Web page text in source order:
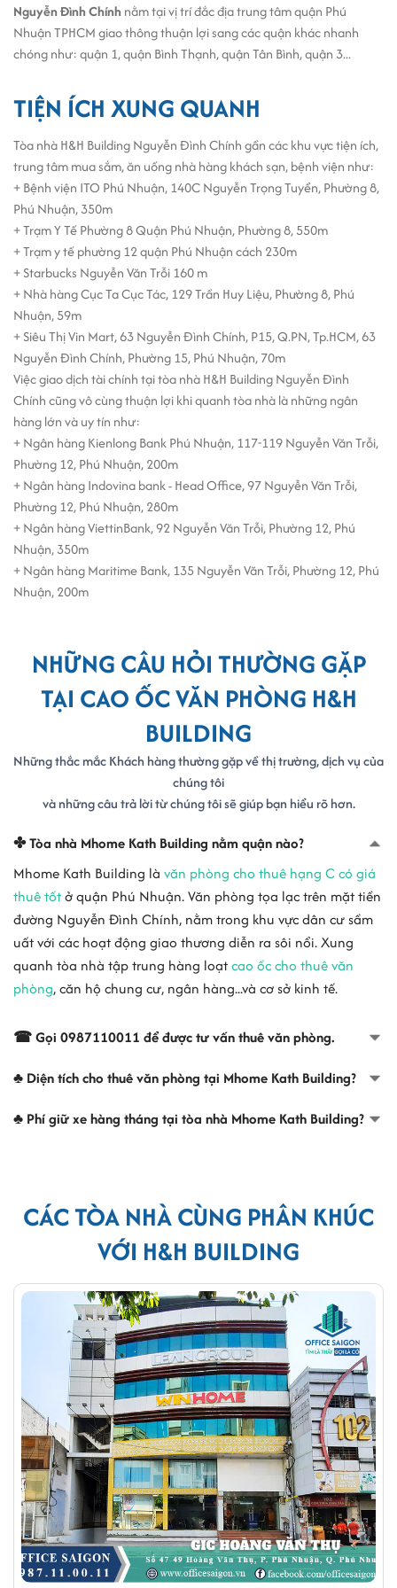
Nguyễn Đình Chínhnằm tại vị trí đắc địa trung tâm quận Phú
Nhuận TPHCM giao thông thuận lợi sang các quận khác nhanh
chóng như: quận 1, quận Bình Thạnh, quận Tân Bình, quận 3...
TIỆN ÍCH XUNG QUANH
Tòa nhà H&H Building Nguyễn Đình Chính gần các khu vực tiện ích,
trung tâm mua sắm, ăn uống nhà hàng khách sạn, bệnh viện như:
+ Bệnh viện ITO Phú Nhuận, 140C Nguyễn Trọng Tuyển, Phường 8,
Phú Nhuận, 350m
+ Trạm Y Tế Phường 8 Quận Phú Nhuận, Phường 8, 550m
+ Trạm y tế phường 12 quận Phú Nhuận cách 230m
+ Starbucks Nguyễn Văn Trỗi 160 m
+ Nhà hàng Cục Ta Cục Tác, 129 Trần Huy Liệu, Phường 8, Phú
Nhuận, 59m
+ Siêu Thị Vin Mart, 63 Nguyễn Đình Chính, P15, Q.PN, Tp.HCM, 63
Nguyễn Đình Chính, Phường 15, Phú Nhuận, 70m
Việc giao dịch tài chính tại tòa nhà H&H Building Nguyễn Đình
Chính cũng vô cùng thuận lợi khi quanh tòa nhà là những ngân
hàng lớn và uy tín như:
+ Ngân hàng Kienlong Bank Phú Nhuận, 117-119 Nguyễn Văn Trỗi,
Phường 12, Phú Nhuận, 200m
+ Ngân hàng Indovina bank - Head Office, 97 Nguyễn Văn Trỗi,
Phường 12, Phú Nhuận, 280m
+ Ngân hàng ViettinBank, 92 Nguyễn Văn Trỗi, Phường 12, Phú
Nhuận, 350m
+ Ngân hàng Maritime Bank, 135 Nguyễn Văn Trỗi, Phường 12, Phú
Nhuận, 200m
NHỮNG CÂU HỎI THƯỜNG GẶP
TẠI CAO ỐC VĂN PHÒNG H&H
BUILDING
Những thắc mắc Khách hàng thường gặp về thị trường, dịch vụ của
chúng tôi
và những câu trả lời từ chúng tôi sẽ giúp bạn hiểu rõ hơn.
✤ Tòa nhà Mhome Kath Building nằm quận nào?
Mhome Kath Building là văn phòng cho thuê hạng C có giá
thuê tốtở quận Phú Nhuận. Văn phòng tọa lạc trên mặt tiền
đường Nguyễn Đình Chính, nằm trong khu vực dân cư sầm
uất với các hoạt động giao thương diễn ra sôi nổi. Xung
quanh tòa nhà tập trung hàng loạtcao ốc cho thuê văn
phòng, căn hộ chung cư, ngân hàng...và cơ sở kinh tế.
☎ Gọi 0987110011 để được tư vấn thuê văn phòng.
♣ Diện tích cho thuê văn phòng tại Mhome Kath Building?
♣ Phí giữ xe hàng tháng tại tòa nhà Mhome Kath Building?
CÁC TÒA NHÀ CÙNG PHÂN KHÚC
VỚI H&H BUILDING